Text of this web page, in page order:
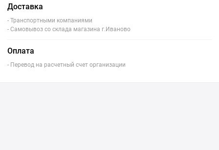
Доставка
- Транспортными компаниями
- Самовывоз со склада магазина г.Иваново
Оплата
- Перевод на расчетный счет организации